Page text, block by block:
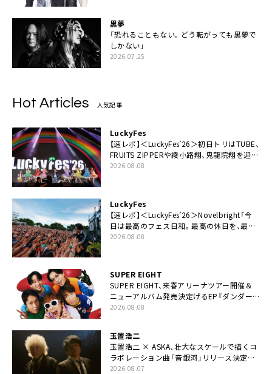
黒夢
「恐れることもない。どう転がっても黒夢で
しかない」
2026.07.25
Hot Articles 人気記事
LuckyFes
【速レポ】＜LuckyFes’26＞初日トリはTUBE、
FRUITS ZIPPERや綾小路翔、鬼龍院翔を迎え
た豪華コラボも「知ってたらぜひ一緒に歌っ
2026.08.08
LuckyFes
【速レポ】＜LuckyFes’26＞Novelbright「今
日は最高のフェス日和。最高の休日を、最高
の夏休みを作っていきたい」
2026.08.08
SUPER EIGHT
SUPER EIGHT、来春アリーナツアー開催＆
ニューアルバム発売決定げるEP『ダンダー
ラ』本日リリース
2026.08.08
玉置浩二
玉置浩二 × ASKA、壮大なスケールで描くコ
ラボレーション曲「音銀河」リリース決定。
カップリングには新曲「命の宿り」収録も
2026.08.07